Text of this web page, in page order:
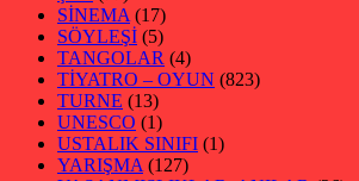
SİNEMA (17)
SÖYLEŞİ (5)
TANGOLAR (4)
TİYATRO – OYUN (823)
TURNE (13)
UNESCO (1)
USTALIK SINIFI (1)
YARIŞMA (127)